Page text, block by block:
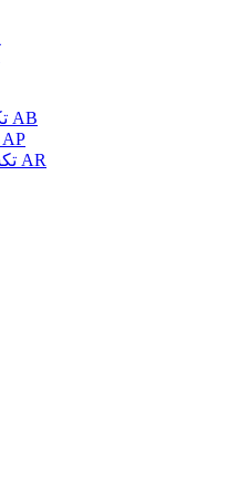
تکسچر آجر نسوز مدرن AB
تکسچر آجر نسوز پلاک AP
تکسچر آجر نسوز رستیک AR